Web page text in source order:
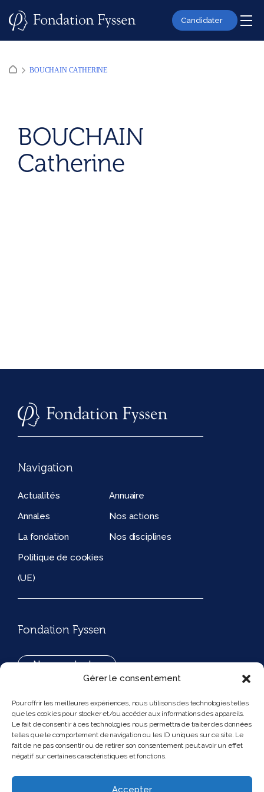
Gérer le consentement
Pour offrir les meilleures expériences, nous utilisons des technologies telles
que les cookies pour stocker et/ou accéder aux informations des appareils.
Le fait de consentir à ces technologies nous permettra de traiter des données
telles que le comportement de navigation ou les ID uniques sur ce site. Le
fait de ne pas consentir ou de retirer son consentement peut avoir un effet
négatif sur certaines caractéristiques et fonctions.
Accepter
Candidater
BOUCHAIN CATHERINE
BOUCHAIN
Catherine
Navigation
Actualités
Annuaire
Annales
Nos actions
La fondation
Nos disciplines
Politique de cookies
(UE)
Fondation Fyssen
Nous contacter
194, rue de Rivoli 75001 Paris France
Nous suivre